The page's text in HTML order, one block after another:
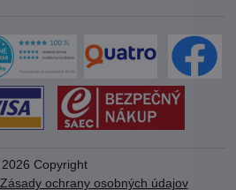
2026 Copyright
Zásady ochrany osobných údajov